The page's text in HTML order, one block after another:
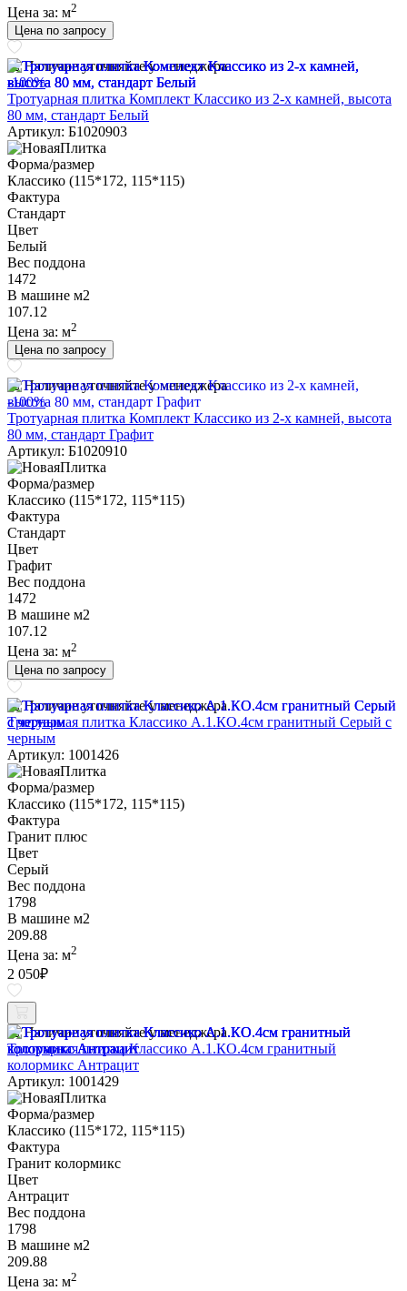
Цена за: м2
Цена по запросу
Наличие уточняйте у менеджера
-100%
Тротуарная плитка Комплект Классико из 2-х камней, высота
80 мм, стандарт Белый
Артикул: Б1020903
Форма/размер
Классико (115*172, 115*115)
Фактура
Стандарт
Цвет
Белый
Вес поддона
1472
В машине м2
107.12
Цена за: м2
Цена по запросу
Наличие уточняйте у менеджера
-100%
Тротуарная плитка Комплект Классико из 2-х камней, высота
80 мм, стандарт Графит
Артикул: Б1020910
Форма/размер
Классико (115*172, 115*115)
Фактура
Стандарт
Цвет
Графит
Вес поддона
1472
В машине м2
107.12
Цена за: м2
Цена по запросу
Наличие уточняйте у менеджера
Тротуарная плитка Классико А.1.КО.4см гранитный Серый с
черным
Артикул: 1001426
Форма/размер
Классико (115*172, 115*115)
Фактура
Гранит плюс
Цвет
Серый
Вес поддона
1798
В машине м2
209.88
Цена за: м2
2 050₽
Наличие уточняйте у менеджера
Тротуарная плитка Классико А.1.КО.4см гранитный
колормикс Антрацит
Артикул: 1001429
Форма/размер
Классико (115*172, 115*115)
Фактура
Гранит колормикс
Цвет
Антрацит
Вес поддона
1798
В машине м2
209.88
Цена за: м2